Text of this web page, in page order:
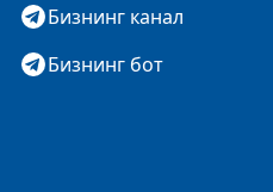
Бизнинг канал
Бизнинг бот